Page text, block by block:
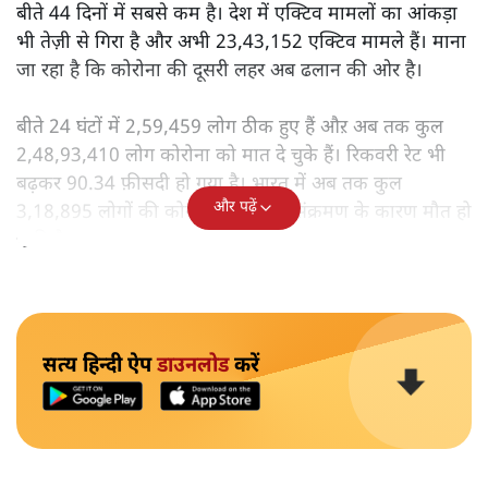
बीते 44 दिनों में सबसे कम है। देश में एक्टिव मामलों का आंकड़ा
भी तेज़ी से गिरा है और अभी 23,43,152 एक्टिव मामले हैं। माना
जा रहा है कि कोरोना की दूसरी लहर अब ढलान की ओर है।
बीते 24 घंटों में 2,59,459 लोग ठीक हुए हैं औऱ अब तक कुल
2,48,93,410 लोग कोरोना को मात दे चुके हैं। रिकवरी रेट भी
बढ़कर 90.34 फ़ीसदी हो गया है। भारत में अब तक कुल
3,18,895 लोगों की कोरोना वायरस के संक्रमण के कारण मौत हो
चुकी है।
और पढ़ें
सत्य हिन्दी ऐपडाउनलोडकरें